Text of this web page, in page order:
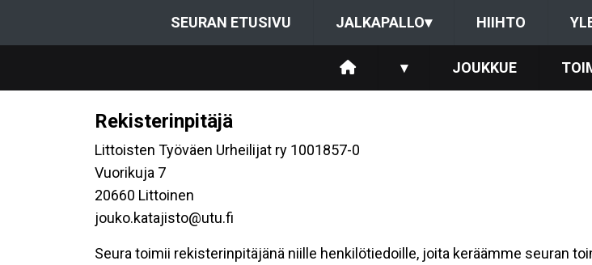
SEURAN ETUSIVU JALKAPALLO▾ HIIHTO
▾ JOUKKUE
Rekisterinpitäjä
Littoisten Työväen Urheilijat ry 1001857-0
Vuorikuja 7
20660 Littoinen
jouko.katajisto@utu.fi
Seura toimii rekisterinpitäjänä niille henkilötiedoille, joita keräämme seuran